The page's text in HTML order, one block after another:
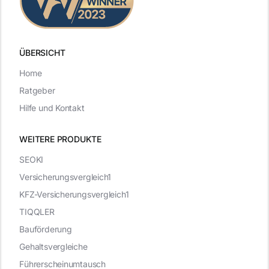
ÜBERSICHT
WEITERE PRODUKTE
SEOKI
Versicherungsvergleich1
KFZ-Versicherungsvergleich1
TIQQLER
Bauförderung
Gehaltsvergleiche
Führerscheinumtausch
Home
Ratgeber
Hilfe und Kontakt